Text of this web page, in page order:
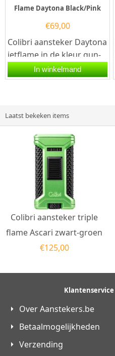
Flame Daytona Black/Pink
€69,00
Colibri aansteker Daytona
jetflame in de kleur gun-
zwart/rosegoud. Deze
Colibri aansteker heeft
In winkelmand
Laatst bekeken items
Colibri aansteker triple
flame Ascari zwart-groen
€125,00
Klantenservice
Over Aanstekers.be
Betaalmogelijkheden
Verzending